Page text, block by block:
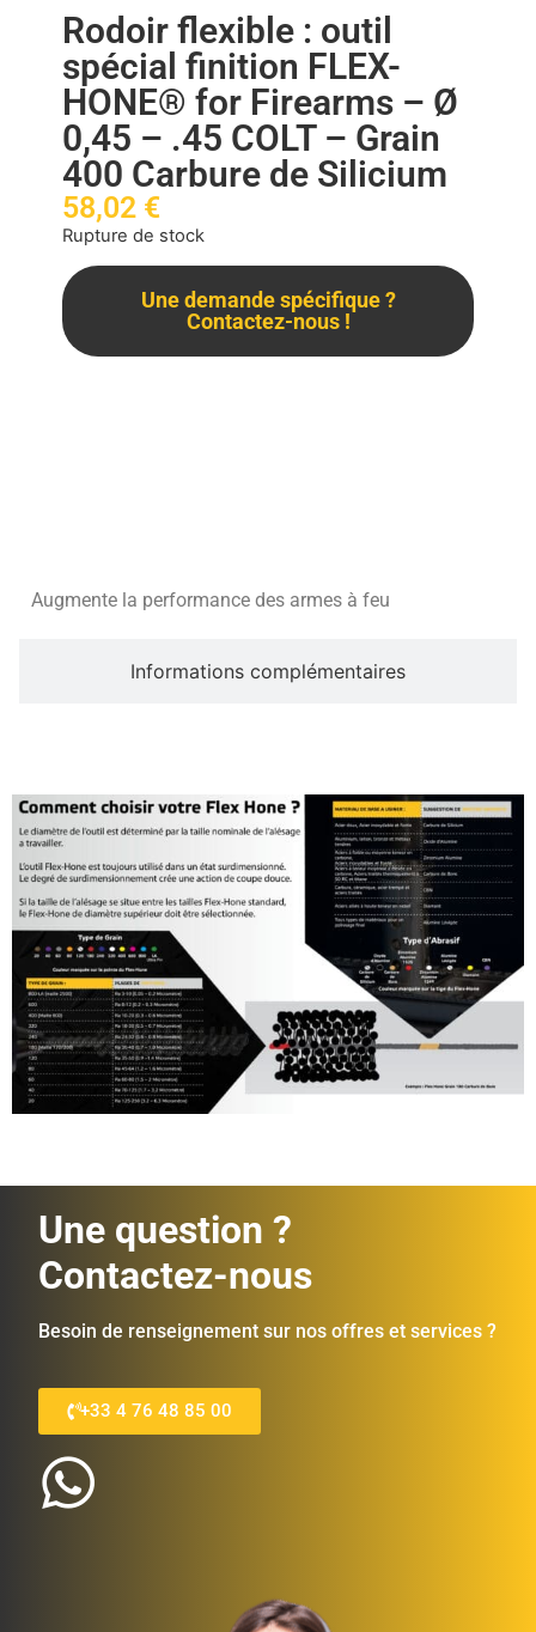
Rodoir flexible : outil
spécial finition FLEX-
HONE® for Firearms – Ø
0,45 – .45 COLT – Grain
400 Carbure de Silicium
58,02 €
Rupture de stock
Une demande spécifique ?
Contactez-nous !
Informations complémentaires
Augmente la performance des armes à feu
Une question ?
Contactez-nous
Besoin de renseignement sur nos offres et services ?
+33 4 76 48 85 00